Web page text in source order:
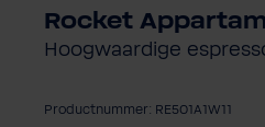
Rocket
Hoogwaardige
Productnummer: RE501A1W11